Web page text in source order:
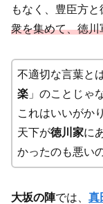
もなく、豊臣方と
衆を集めて、徳
不適切な言葉と
楽 」のことじゃ
これはいいがか
天下が徳川家に
かったのも悪い
大坂の陣では、 真